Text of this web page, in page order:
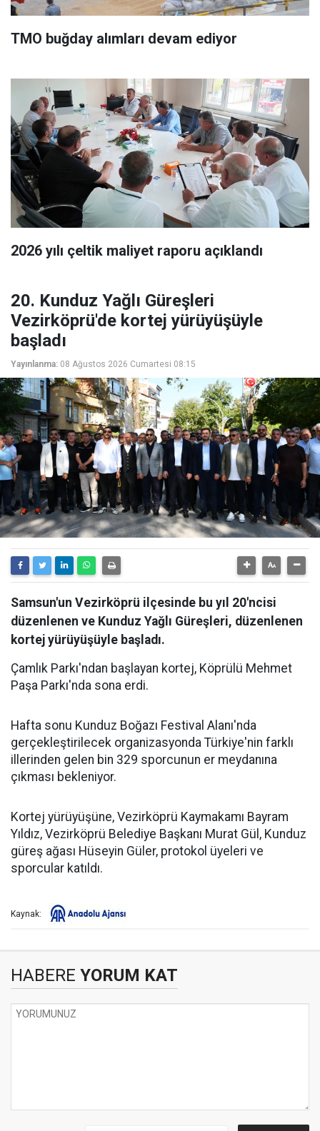
TMO buğday alımları devam ediyor
2026 yılı çeltik maliyet raporu açıklandı
20. Kunduz Yağlı Güreşleri
Vezirköprü'de kortej yürüyüşüyle
başladı
Yayınlanma: 08 Ağustos 2026 Cumartesi 08:15
Samsun'un Vezirköprü ilçesinde bu yıl 20'ncisi
düzenlenen ve Kunduz Yağlı Güreşleri, düzenlenen
kortej yürüyüşüyle başladı.
Çamlık Parkı'ndan başlayan kortej, Köprülü Mehmet
Paşa Parkı'nda sona erdi.
Hafta sonu Kunduz Boğazı Festival Alanı'nda
gerçekleştirilecek organizasyonda Türkiye'nin farklı
illerinden gelen bin 329 sporcunun er meydanına
çıkması bekleniyor.
Kortej yürüyüşüne, Vezirköprü Kaymakamı Bayram
Yıldız, Vezirköprü Belediye Başkanı Murat Gül, Kunduz
güreş ağası Hüseyin Güler, protokol üyeleri ve
sporcular katıldı.
Kaynak:
HABERE YORUM KAT